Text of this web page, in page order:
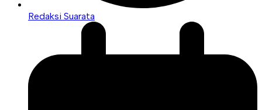
Redaksi Suarata